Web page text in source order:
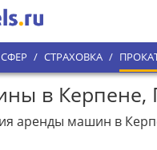
/ СТРАХОВКА /
в Керпене,
аренды машин в